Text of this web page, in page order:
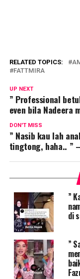
RELATED TOPICS:
FATTMIRA
UP NEXT
” Professional
even bila Nadeera
DON'T MISS
” Nasib kau lah
tingtong, haha.. ”
”
di
”